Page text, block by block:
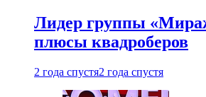
Лидер группы
плюсы квадроберов
2 года спустя2 года спустя